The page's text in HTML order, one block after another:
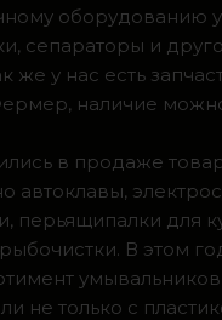
оборудованию
сепараторы и
же у нас есть
наличие можно
в продаже
автоклавы,
перьящипалки для
В этом
не только с